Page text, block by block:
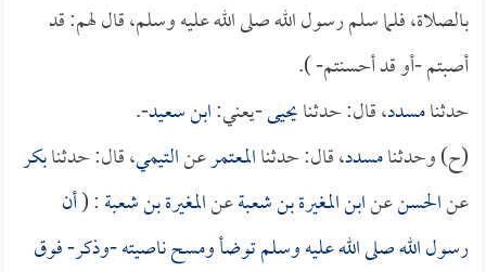
بالصلاة، فلما سلم رسول الله صلى الله عليه وسلم، قال لهم: قد
أصبتم -أو قد أحسنتم- ).
حدثنامسدد، قال: حدثنايحيى-يعني:ابن سعيد-.
(ح) وحدثنامسدد، قال: حدثناالمعتمرعنالتيمي، قال: حدثنابكر
عنالحسنعنابن المغيرة بن شعبةعنالمغيرة بن شعبة: (أن
رسول الله صلى الله عليه وسلم توضأ ومسح ناصيته -وذكر- فوق